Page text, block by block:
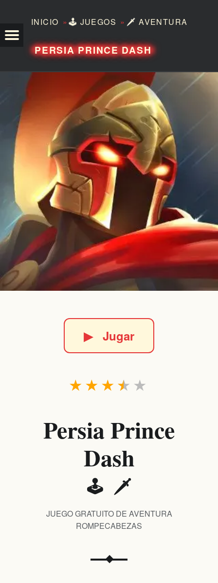
INICIO »🕹️ JUEGOS » 🗡️ AVENTURA
PERSIA PRINCE DASH
▶Jugar
★
★
★
★
★
Persia Prince
Dash
🕹️ 🗡️
JUEGO GRATUITO DE AVENTURA
ROMPECABEZAS